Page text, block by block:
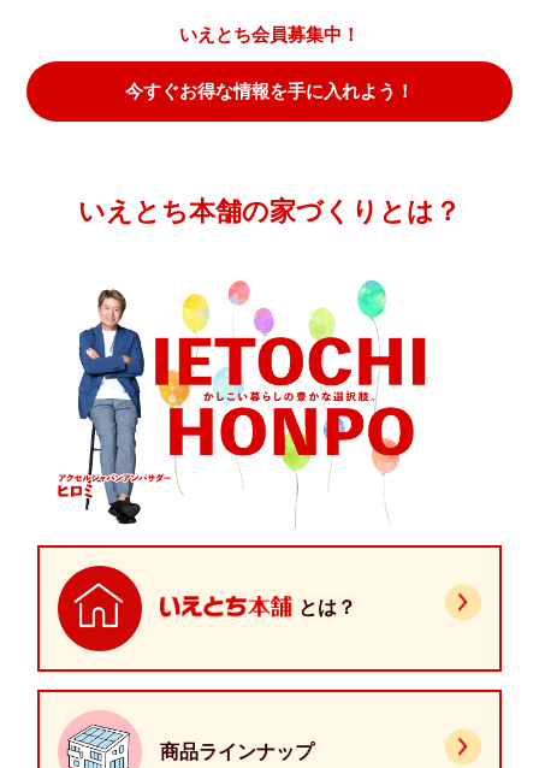
いえとち会員募集中！
今すぐお得な情報を手に入れよう！
いえとち本舗の家づくりとは？
とは？
商品ラインナップ